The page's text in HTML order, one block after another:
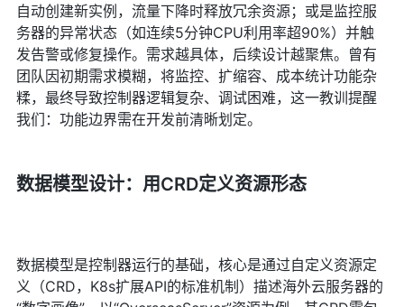
自动创建新实例，流量下降时释放冗余资源；或是监控服
务器的异常状态（如连续5分钟CPU利用率超90%）并触
发告警或修复操作。需求越具体，后续设计越聚焦。曾有
团队因初期需求模糊，将监控、扩缩容、成本统计功能杂
糅，最终导致控制器逻辑复杂、调试困难，这一教训提醒
我们：功能边界需在开发前清晰划定。
数据模型设计：用CRD定义资源形态
数据模型是控制器运行的基础，核心是通过自定义资源定
义（CRD，K8s扩展API的标准机制）描述海外云服务器的